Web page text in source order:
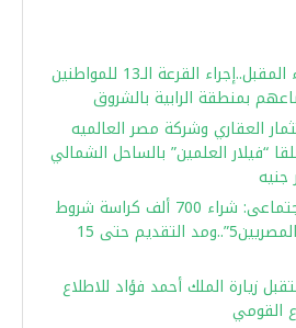
وزير الإسكان: الثلاثاء المقبل..إجراء القرعة الـ13 للمواطنين
بمنطقة الرابية بالشروق
العقاري وشركة مصر العالميه
“فيلار العلمين” بالساحل الشمالي
صندوق الإسكان الاجتماعى: شراء 700 ألف كراسة شروط
بمشروع “سكن لكل المصريين5”..ومد التقديم حتى 15
زيارة الملك أحمد فؤاد للاطلاع
القومي